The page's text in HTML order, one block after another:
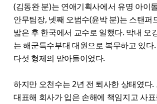
(김동완 분)는 연애기획사에서 유명 아이
안무팀장, 넷째 오범수(윤박 분)는 스탠퍼
밟은 후 한국에서 교수로 일했다. 막내 오
는 해군특수부대 대원으로 복무하고 있다
다섯 형제의 맏아들이었다.
하지만 오천수는 2년 전 퇴사한 상태였다.
대표해 회사가 입은 손해에 책임지고 사